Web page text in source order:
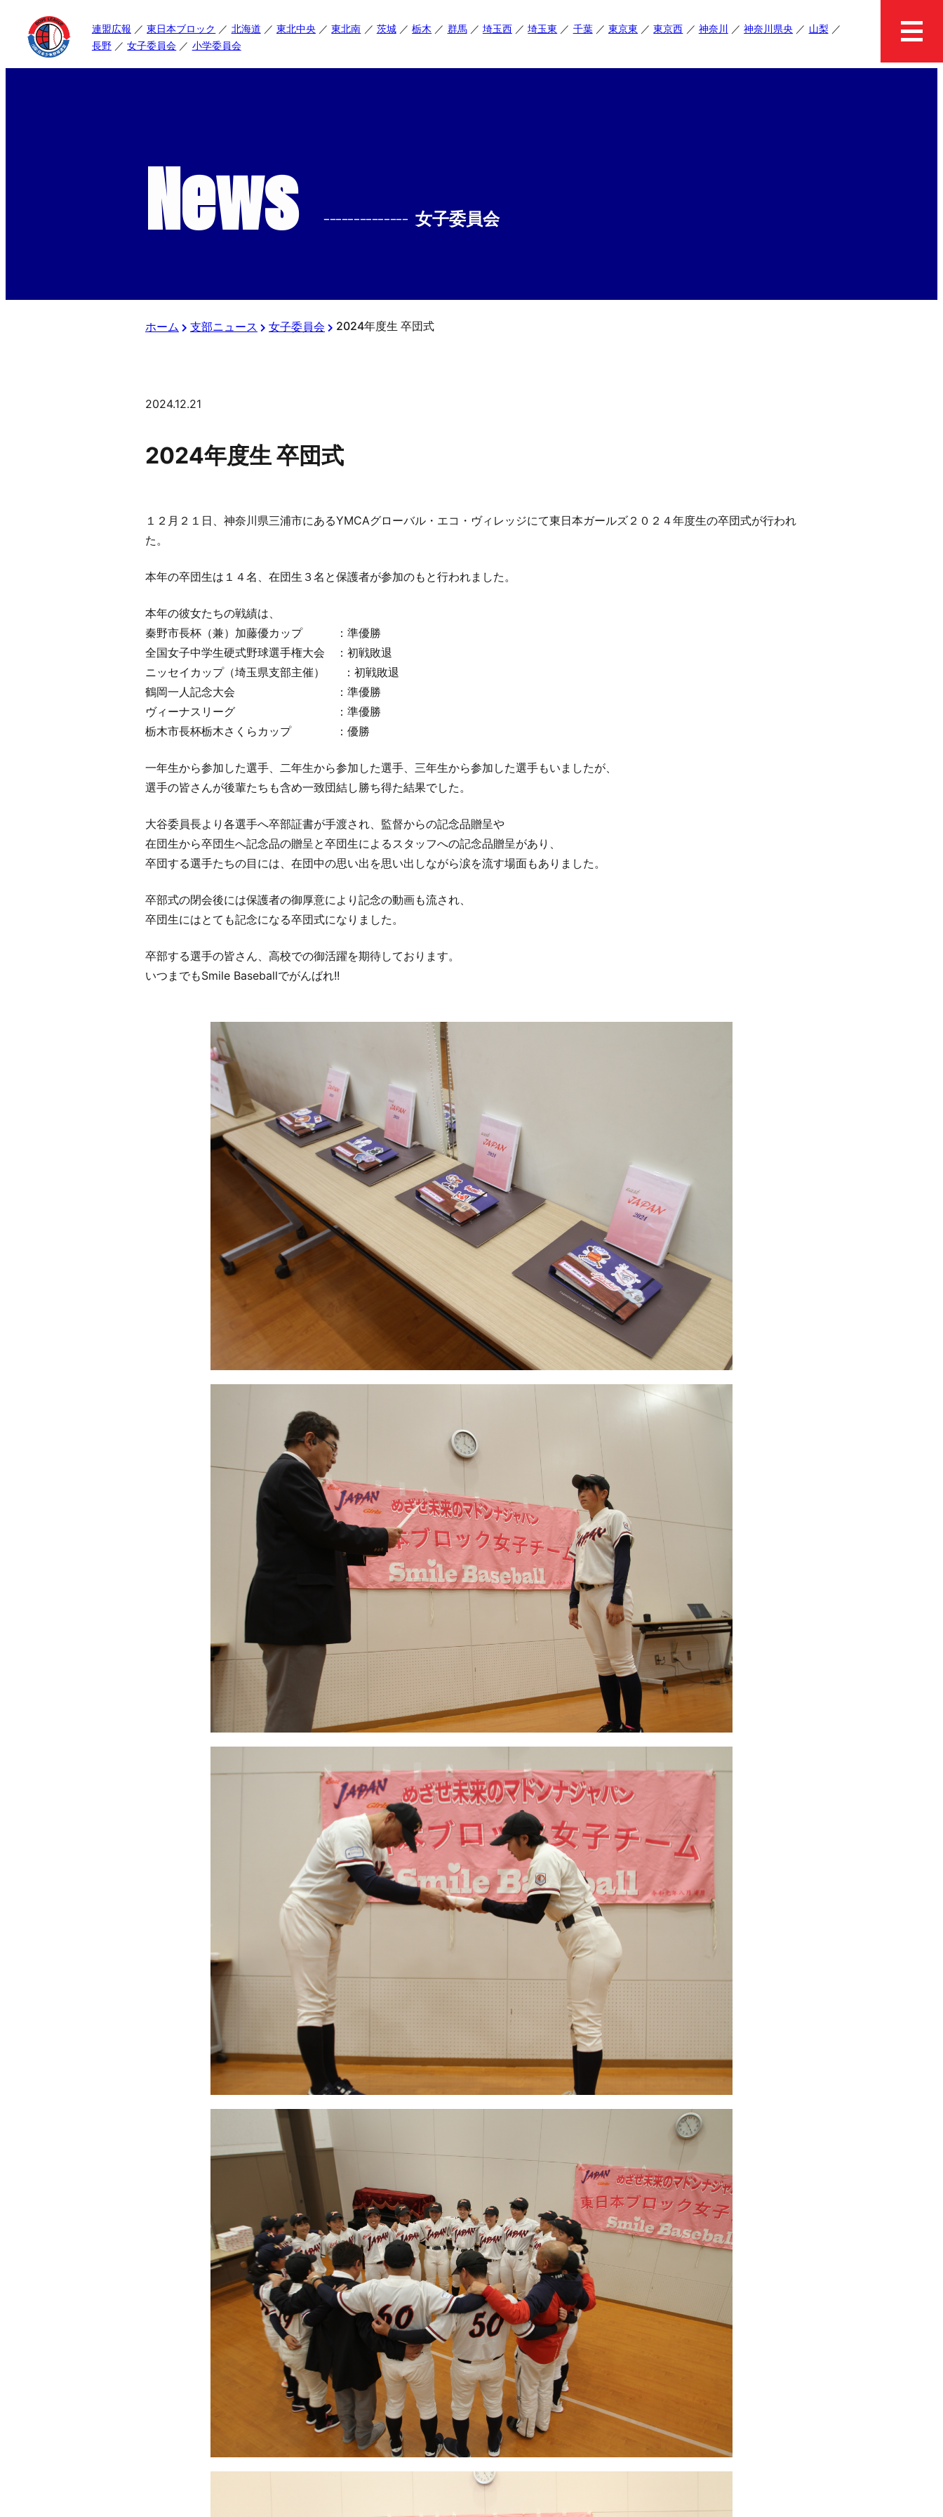
連盟広報 東日本ブロック 北海道 東北中央 東北南 茨城 栃木 群馬 埼玉西 埼玉東 千葉 東京東 東京西 神奈川 神奈川県央
山梨
長野
女子委員会 小学委員会
News -------------- 女子委員会
ホーム 支部ニュース 女子委員会 2024年度生 卒団式
2024.12.21
2024年度生 卒団式
１２月２１日、神奈川県三浦市にあるYMCAグローバル・エコ・ヴィレッジにて東日本ガールズ２０２４年度生の卒団式が行われ
た。
本年の卒団生は１４名、在団生３名と保護者が参加のもと行われました。
本年の彼女たちの戦績は、
秦野市長杯（兼）加藤優カップ ：準優勝
全国女子中学生硬式野球選手権大会 ：初戦敗退
ニッセイカップ（埼玉県支部主催） ：初戦敗退
鶴岡一人記念大会 ：準優勝
ヴィーナスリーグ ：準優勝
栃木市長杯栃木さくらカップ ：優勝
一年生から参加した選手、二年生から参加した選手、三年生から参加した選手もいましたが、
選手の皆さんが後輩たちも含め一致団結し勝ち得た結果でした。
大谷委員長より各選手へ卒部証書が手渡され、監督からの記念品贈呈や
在団生から卒団生へ記念品の贈呈と卒団生によるスタッフへの記念品贈呈があり、
卒団する選手たちの目には、在団中の思い出を思い出しながら涙を流す場面もありました。
卒部式の閉会後には保護者の御厚意により記念の動画も流され、
卒団生にはとても記念になる卒団式になりました。
卒部する選手の皆さん、高校での御活躍を期待しております。
いつまでもSmile Baseballでがんばれ!!